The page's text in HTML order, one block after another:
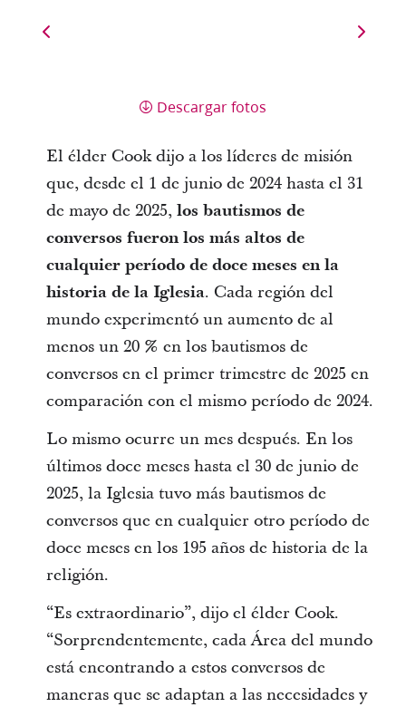
Descargar fotos
El élder Cook dijo a los líderes de misión
que, desde el 1 de junio de 2024 hasta el 31
de mayo de 2025,los bautismos de
conversos fueron los más altos de
cualquier período de doce meses en la
historia de la Iglesia. Cada región del
mundo experimentó un aumento de al
menos un 20 % en los bautismos de
conversos en el primer trimestre de 2025 en
comparación con el mismo período de 2024.
Lo mismo ocurre un mes después. En los
últimos doce meses hasta el 30 de junio de
2025, la Iglesia tuvo más bautismos de
conversos que en cualquier otro período de
doce meses en los 195 años de historia de la
religión.
“Es extraordinario”, dijo el élder Cook.
“Sorprendentemente, cada Área del mundo
está encontrando a estos conversos de
maneras que se adaptan a las necesidades y